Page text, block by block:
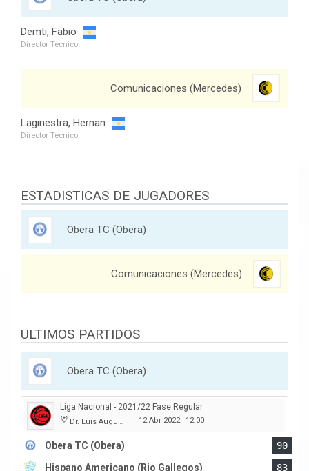
Demti, Fabio
Director Tecnico
Comunicaciones (Mercedes)
Laginestra, Hernan
Director Tecnico
ESTADISTICAS DE JUGADORES
Obera TC (Obera)
Comunicaciones (Mercedes)
ULTIMOS PARTIDOS
Obera TC (Obera)
Liga Nacional - 2021/22 Fase Regular
Dr. Luis Augusto Derna | 12 Abr 2022 12:00
Obera TC (Obera)
90
Hispano Americano (Rio Gallegos)
83